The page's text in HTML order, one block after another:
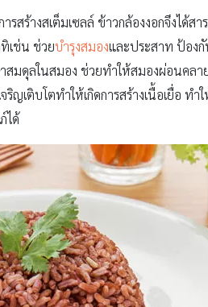
รสร้างสเต็มเซลล์ ข้าวกล้องงอกจึงไ
เช่น ช่วยบำรุงสมองและประสาท ป้องกั
มดุลในสมอง ช่วยทำให้สมองผ่อนคล
ญเติบโตทำให้เกิดการสร้างเนื้อเยื่อ
ได้